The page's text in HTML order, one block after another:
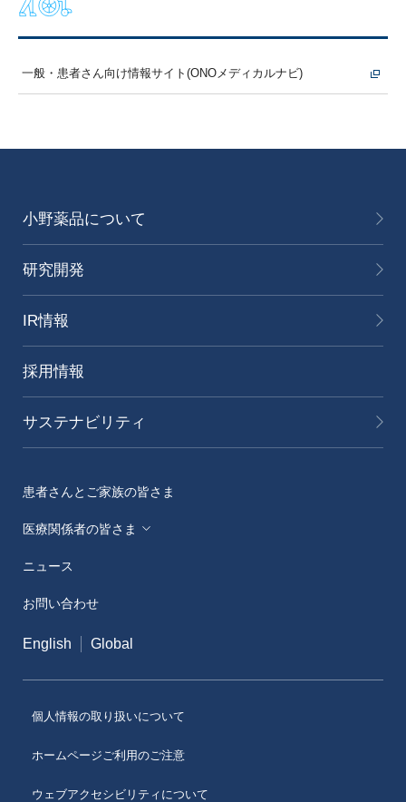
一般・患者さん向け情報サイト(ONOメディカルナビ)
小野薬品について
研究開発
IR情報
採用情報
サステナビリティ
患者さんとご家族の皆さま
医療関係者の皆さま
MA）
医療従事者向けサイト（ONOメディカルナビ）
医薬・薬学研究支援
ニュース
お問い合わせ
English Global
個人情報の取り扱いについて
ホームページご利用のご注意
ウェブアクセシビリティについて